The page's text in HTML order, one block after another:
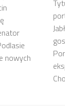
nowych